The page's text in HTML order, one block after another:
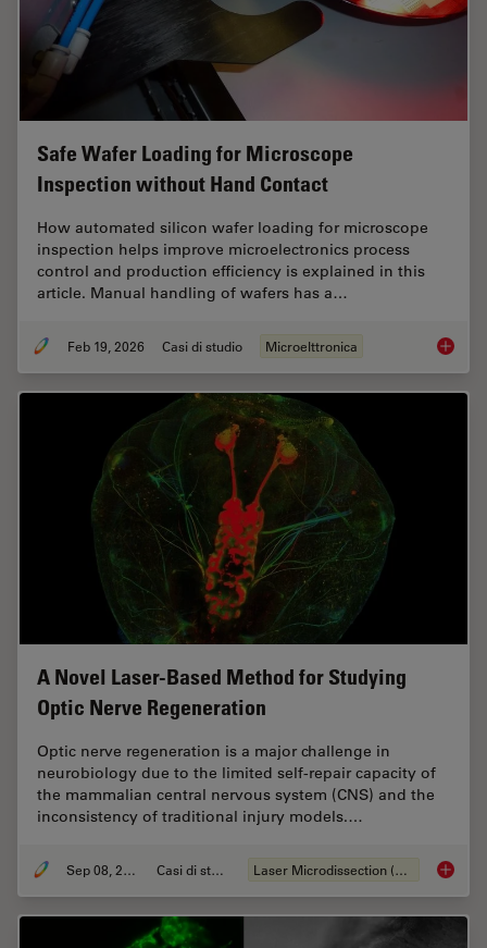
Safe Wafer Loading for Microscope
Inspection without Hand Contact
How automated silicon wafer loading for microscope
inspection helps improve microelectronics process
control and production efficiency is explained in this
article. Manual handling of wafers has a…
Feb 19, 2026 Casi di studio Microelttronica Safe
A Novel Laser-Based Method for Studying
Optic Nerve Regeneration
Optic nerve regeneration is a major challenge in
neurobiology due to the limited self-repair capacity of
the mammalian central nervous system (CNS) and the
inconsistency of traditional injury models.…
Sep 08, 2025 Casi di studio Laser Microdissection (LMD) A